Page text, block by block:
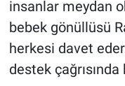
insanlar meydan
bebek gönüllüsü
herkesi davet
destek
Kayseri
Niğde
Aksaray